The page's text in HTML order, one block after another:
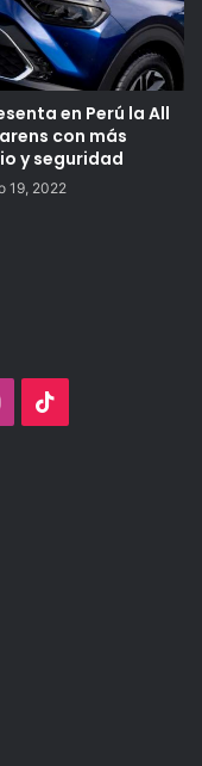
en Perú la All
con más
y seguridad
19, 2022